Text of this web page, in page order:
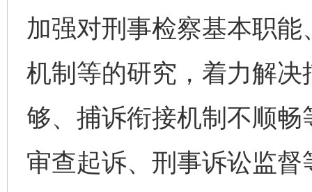
加强对刑事检察基本职
机制等的研究，着力解
够、捕诉衔接机制不顺
审查起诉、刑事诉讼监